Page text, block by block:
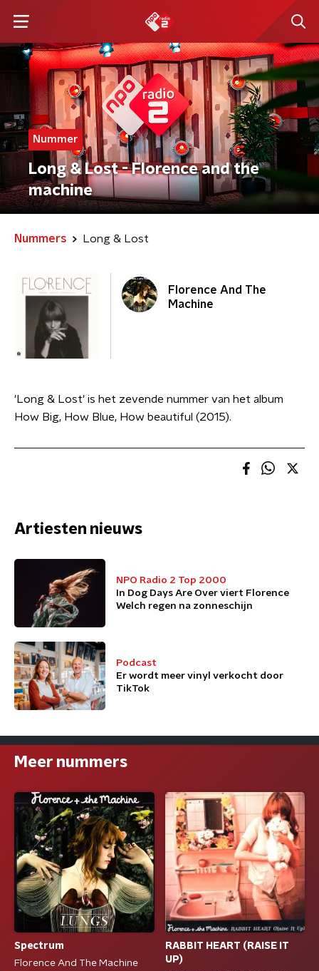
Nummer
Long & Lost - Florence and the
machine
Nummers Long & Lost
Florence And The
Machine
'Long & Lost' is het zevende nummer van het album
How Big, How Blue, How beautiful (2015).
Artiesten nieuws
NPO Radio 2 Top 2000
In Dog Days Are Over viert Florence
Welch regen na zonneschijn
Podcast
Er wordt meer vinyl verkocht door
TikTok
Meer nummers
Spectrum
Florence And The Machine
RABBIT HEART (RAISE IT
UP)